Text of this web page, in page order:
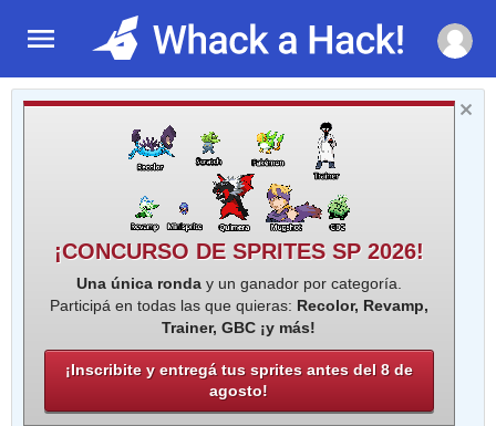
¡CONCURSO DE SPRITES SP 2026!
Una única ronday un ganador por categoría.
Participá en todas las que quieras: Recolor, Revamp,
Trainer, GBC ¡y más!
¡Inscribite y entregá tus sprites antes del 8 de
agosto!